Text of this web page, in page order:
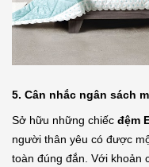
5. Cân nhắc ngân sách
Sở hữu những chiếc đệm
người thân yêu có được
toàn đúng đắn. Với khoản